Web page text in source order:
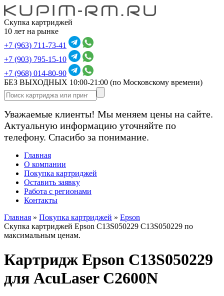
Скупка картриджей
10 лет на рынке
+7 (963) 711-73-41
+7 (903) 795-15-10
+7 (968) 014-80-90
БЕЗ ВЫХОДНЫХ 10:00-21:00 (по Московскому времени)
Уважаемые клиенты! Мы меняем цены на сайте.
Актуальную информацию уточняйте по
телефону. Спасибо за понимание.
Главная
О компании
Покупка картриджей
Оставить заявку
Работа с регионами
Контакты
Главная » Покупка картриджей » Epson
Скупка картриджей Epson C13S050229 C13S050229 по
максимальным ценам.
Картридж Epson C13S050229
для AcuLaser C2600N